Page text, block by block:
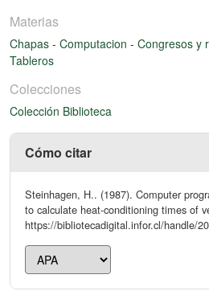
Materias
Chapas - Computacion - Congresos y
Tableros
Colecciones
Colección Biblioteca
Cómo citar
Steinhagen, H.. (1987). Computer
to calculate heat-conditioning times of
https://bibliotecadigital.infor.cl/handle/